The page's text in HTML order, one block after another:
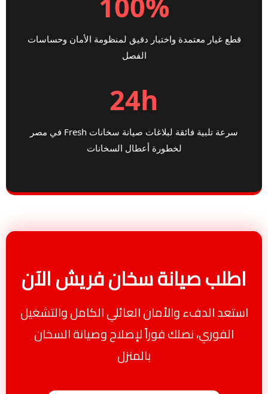
قطع غيار معتمدة واختبار دقيق لمنظومة الأمان وحساسات
الفصل
24h
سرعة تلبية فائقة لبلاغات صيانة سخانات Fresh في مصر
لخطورة أعطال السخانات
اطلب صيانة سخان فريش الآن
استعد الدفء والأمان العائلي الكامل والتشغيل
الفوري، نصلك فوراً لإصلاح وصيانة السخان
بالمنزل